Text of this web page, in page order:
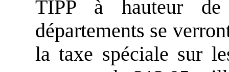
TIPP à hauteur de
départements se
la taxe spéciale sur